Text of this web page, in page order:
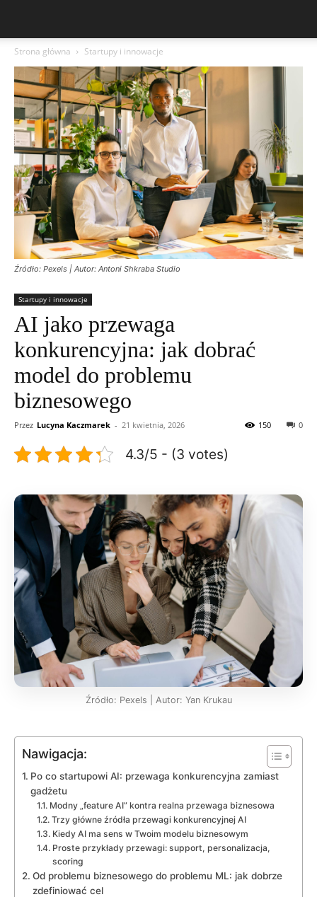
Strona główna Startupy i innowacje
Źródło: Pexels | Autor: Antoni Shkraba Studio
Startupy i innowacje
AI jako przewaga
konkurencyjna: jak dobrać
model do problemu
biznesowego
Przez Lucyna Kaczmarek - 21 kwietnia, 2026 0
150
4.3/5 - (3 votes)
Źródło: Pexels | Autor: Yan Krukau
Nawigacja:
Po co startupowi AI: przewaga konkurencyjna zamiast
gadżetu
Modny „feature AI” kontra realna przewaga biznesowa
Trzy główne źródła przewagi konkurencyjnej AI
Kiedy AI ma sens w Twoim modelu biznesowym
Proste przykłady przewagi: support, personalizacja,
scoring
Od problemu biznesowego do problemu ML: jak dobrze
zdefiniować cel